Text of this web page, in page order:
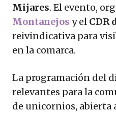
Mijares. El evento,
Montanejos y el CDR
reivindicativa para
en la comarca.
La programación del
relevantes para la
de unicornios, abierta